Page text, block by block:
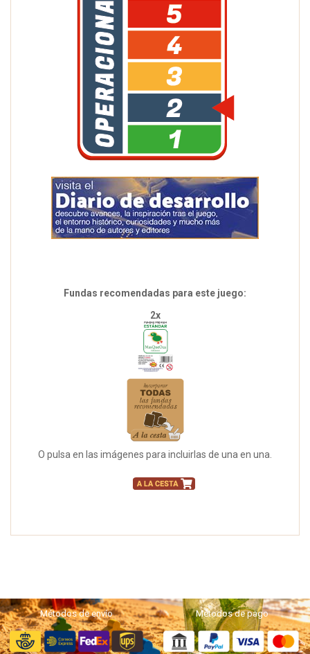
Fundas recomendadas para este juego:
2x
O pulsa en las imágenes para incluirlas de una en una.
Métodos de envío Métodos de pago